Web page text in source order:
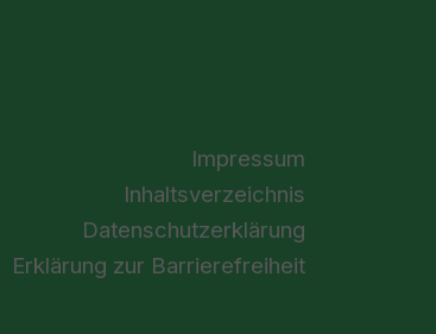
Impressum
Inhaltsverzeichnis
Datenschutzerklärung
Erklärung zur Barrierefreiheit